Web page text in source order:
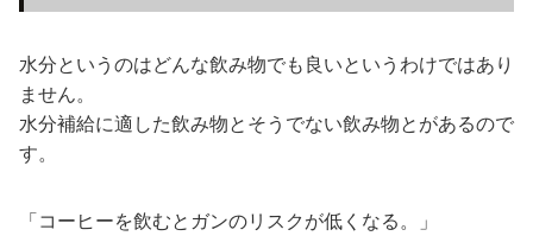
水分というのはどんな飲み物でも良いというわけではあり
ません。
水分補給に適した飲み物とそうでない飲み物とがあるので
す。
「コーヒーを飲むとガンのリスクが低くなる。」